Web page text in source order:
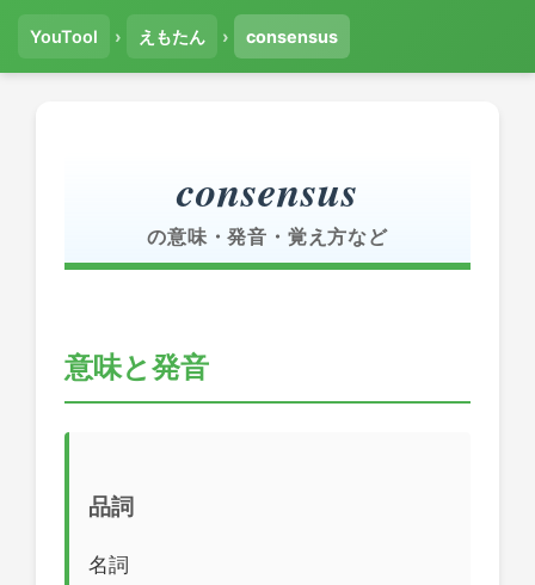
YouTool › えもたん › consensus
consensus
の意味・発音・覚え方など
意味と発音
品詞
名詞